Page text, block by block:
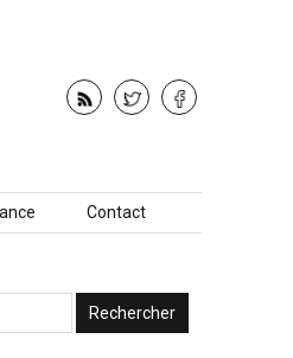
Contact